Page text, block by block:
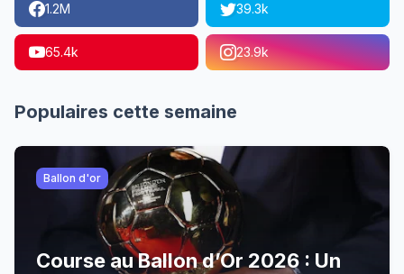
1.2M 39.3k
65.4k 23.9k
Populaires cette semaine
Ballon d'or
Course au Ballon d’Or 2026 : Un